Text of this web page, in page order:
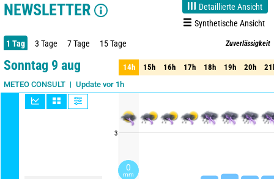
NEWSLETTER
Detaillierte Ansicht
Synthetische Ansicht
1 Tag 3 Tage 7 Tage 15 Tage Zuverlässigkeit
90%
Sonntag 9 aug
METEO CONSULT Update vor 1h
3
14h 15h 16h 17h 18h 19h 20h
14h 15h 16h 17h 18h 19h 20h
0
mm